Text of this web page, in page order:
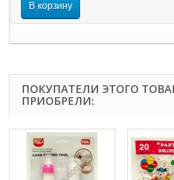
В корзину
ПОКУПАТЕЛИ ЭТОГО
ПРИОБРЕЛИ: